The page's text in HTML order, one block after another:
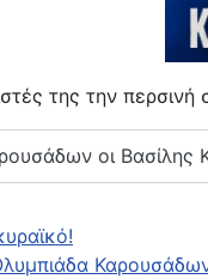
της την
οι